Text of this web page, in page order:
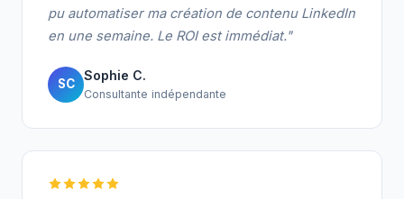
pu automatiser ma création de contenu LinkedIn
en une semaine. Le ROI est immédiat."
SC
Sophie C.
Consultante indépendante